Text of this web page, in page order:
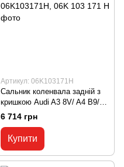
Артикул: 06K103171H
Сальник коленвала задній з
кришкою Audi A3 8V/ A4 B9/
A5 B9/ A7 C8/ A8 D5/ Q3 F3/
Q5 B9/ TT MK3 06K103171H,
06K 103 171 H
6 714 грн
Купити